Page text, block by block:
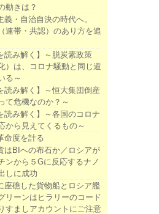
動きは？
義・自治自決の時代へ。
連帯・共認）のあり方を追
読み解く】～脱炭素政策
）は、コロナ騒動と同じ道
る～
読み解く】～恒大集団倒産
て危機なのか？～
読み解く】～各国のコロナ
から見えてくるもの～
命度を計る
はBIへの布石か／ロシアが
ンから５Gに反応するナノ
しに成功
座礁した貨物船とロシア艦
リーンはヒラリーのコード
すましアカウントにご注意